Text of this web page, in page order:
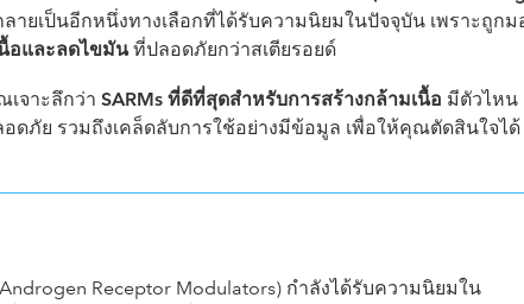
ลายเป็นอีกหนึ่งทางเลือกที่ได้รับความนิยมในปัจจุบัน เพราะถูกม
อและลดไขมันที่ปลอดภัยกว่าสเตียรอยด์
จาะลึกว่า SARMs ที่ดีที่สุดสำหรับการสร้างกล้ามเนื้อ มีตัวไหน
ดภัย รวมถึงเคล็ดลับการใช้อย่างมีข้อมูล เพื่อให้คุณตัดสินใจได้
Androgen Receptor Modulators) กำลังได้รับความนิยมใน